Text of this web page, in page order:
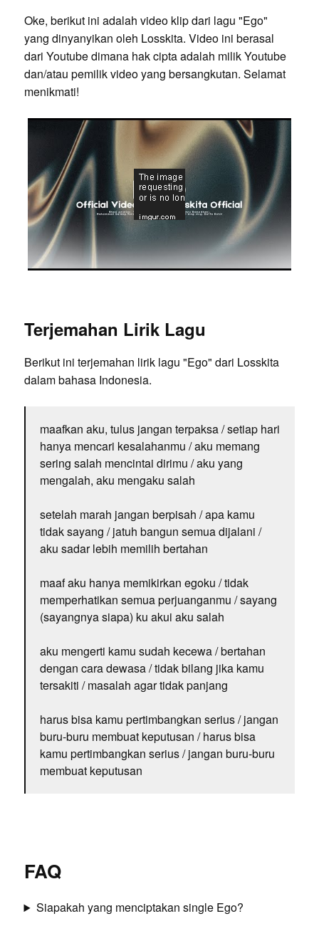
Oke, berikut ini adalah video klip dari lagu "Ego"
yang dinyanyikan oleh Losskita. Video ini berasal
dari Youtube dimana hak cipta adalah milik Youtube
dan/atau pemilik video yang bersangkutan. Selamat
menikmati!
Terjemahan Lirik Lagu
Berikut ini terjemahan lirik lagu "Ego" dari Losskita
dalam bahasa Indonesia.
maafkan aku, tulus jangan terpaksa / setiap hari
hanya mencari kesalahanmu / aku memang
sering salah mencintai dirimu / aku yang
mengalah, aku mengaku salah
setelah marah jangan berpisah / apa kamu
tidak sayang / jatuh bangun semua dijalani /
aku sadar lebih memilih bertahan
maaf aku hanya memikirkan egoku / tidak
memperhatikan semua perjuanganmu / sayang
(sayangnya siapa) ku akui aku salah
aku mengerti kamu sudah kecewa / bertahan
dengan cara dewasa / tidak bilang jika kamu
tersakiti / masalah agar tidak panjang
harus bisa kamu pertimbangkan serius / jangan
buru-buru membuat keputusan / harus bisa
kamu pertimbangkan serius / jangan buru-buru
membuat keputusan
FAQ
Siapakah yang menciptakan single Ego?